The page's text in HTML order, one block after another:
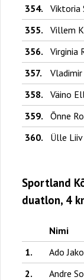
354.
Viktoria
355.
Villem
356.
Virginia
357.
358.
Väino
359.
Õnne
360.
Ülle Liiv
Sportland
duatlon, 4
Nimi
1.
Ado
2.
Andre